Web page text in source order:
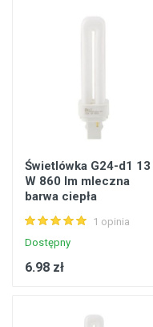
Świetlówka G24-d1 13
W 860 lm mleczna
barwa ciepła
1 opinia
Dostępny
6.98 zł